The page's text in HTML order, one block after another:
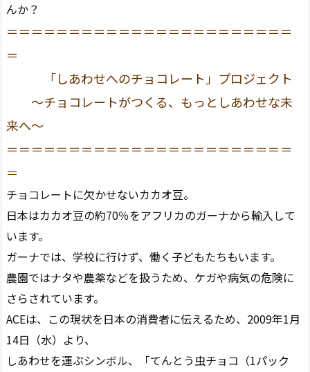
んか？
＝＝＝＝＝＝＝＝＝＝＝＝＝＝＝＝＝＝＝＝＝＝＝
＝
「しあわせへのチョコレート」プロジェクト
〜チョコレートがつくる、もっとしあわせな未
来へ〜
＝＝＝＝＝＝＝＝＝＝＝＝＝＝＝＝＝＝＝＝＝＝＝
＝
チョコレートに欠かせないカカオ豆。
日本はカカオ豆の約70％をアフリカのガーナから輸入して
います。
ガーナでは、学校に行けず、働く子どもたちもいます。
農園ではナタや農薬などを扱うため、ケガや病気の危険に
さらされています。
ACEは、この現状を日本の消費者に伝えるため、2009年1月
14日（水）より、
しあわせを運ぶシンボル、「てんとう虫チョコ（1パック